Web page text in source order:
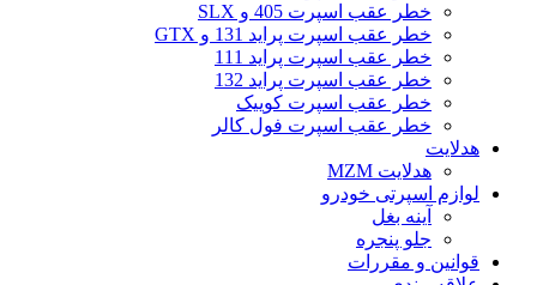
خطر عقب اسپرت 405 و SLX
خطر عقب اسپرت پراید 131 و GTX
خطر عقب اسپرت پراید 111
خطر عقب اسپرت پراید 132
خطر عقب اسپرت کوییک
خطر عقب اسپرت فول کالر
هدلایت
هدلایت MZM
لوازم اسپرتی خودرو
آینه بغل
جلو پنجره
قوانین و مقررات